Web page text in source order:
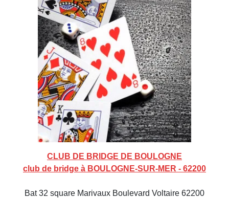
CLUB DE BRIDGE DE BOULOGNE
club de bridge à BOULOGNE-SUR-MER - 62200
Bat 32 square Marivaux Boulevard Voltaire 62200